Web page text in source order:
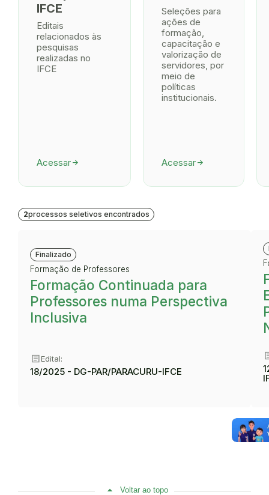
IFCE
Editais
relacionados às
pesquisas
realizadas no
IFCE
Acessararrow_forward
Seleções para
ações de
formação,
capacitação e
valorização de
servidores, por
meio de
políticas
institucionais.
Acessararrow_forward
2processos seletivos encontrados
Finalizado
Formação de Professores
Formação Continuada para
Professores numa Perspectiva
Inclusiva
articleEdital:
18/2025 - DG-PAR/PARACURU-IFCE
Voltar ao topo